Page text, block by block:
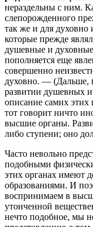
нераздельны с ним.
слепорожденного
так же и для духовно
которые прежде
душевные и
пополняется еще
совершенно
духовно. — (Дальше, в
развитии душевных и
описание самих
тот говорит ничто
высшие органы.
либо ступени; оно
Часто невольно
подобными
этих органах имеют
образованиями. И
воспринимаем в
утонченной
нечто подобное, мы